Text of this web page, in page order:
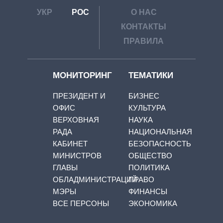
УКР РОС
О НАС
КОНТАКТЫ
ПРАВИЛА
МОНИТОРИНГ
ПРЕЗИДЕНТ И
ОФИС
ВЕРХОВНАЯ
РАДА
КАБИНЕТ
МИНИСТРОВ
ГЛАВЫ
ОБЛАДМИНИСТРАЦИЙ
МЭРЫ
ВСЕ ПЕРСОНЫ
ТЕМАТИКИ
БИЗНЕС
КУЛЬТУРА
НАУКА
НАЦИОНАЛЬНАЯ
БЕЗОПАСНОСТЬ
ОБЩЕСТВО
ПОЛИТИКА
ПРАВО
ФИНАНСЫ
ЭКОНОМИКА